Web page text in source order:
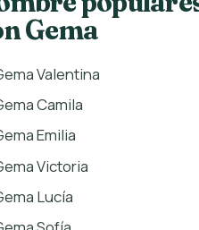
Gema
Valentina
Camila
Emilia
Victoria
Lucía